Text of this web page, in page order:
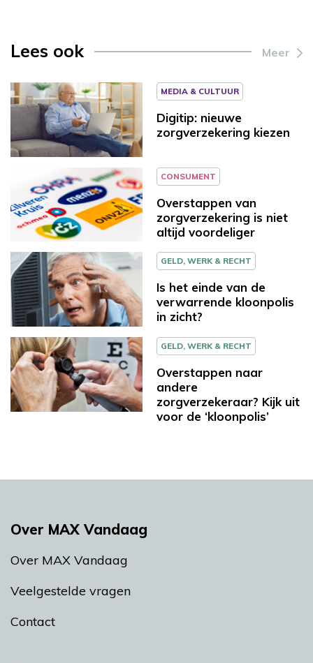
Lees ook Meer
MEDIA & CULTUUR
Digitip: nieuwe
zorgverzekering kiezen
CONSUMENT
Overstappen van
zorgverzekering is niet
altijd voordeliger
GELD, WERK & RECHT
Is het einde van de
verwarrende kloonpolis
in zicht?
GELD, WERK & RECHT
Overstappen naar
andere
zorgverzekeraar? Kijk uit
voor de ‘kloonpolis’
Over MAX Vandaag
Over MAX Vandaag
Veelgestelde vragen
Contact